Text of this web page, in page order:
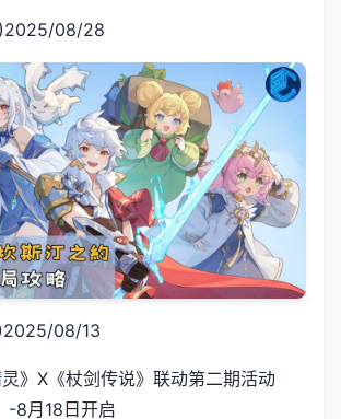
08/28
08/13
》X《杖剑传说》联动第二期活动
-8月18日开启